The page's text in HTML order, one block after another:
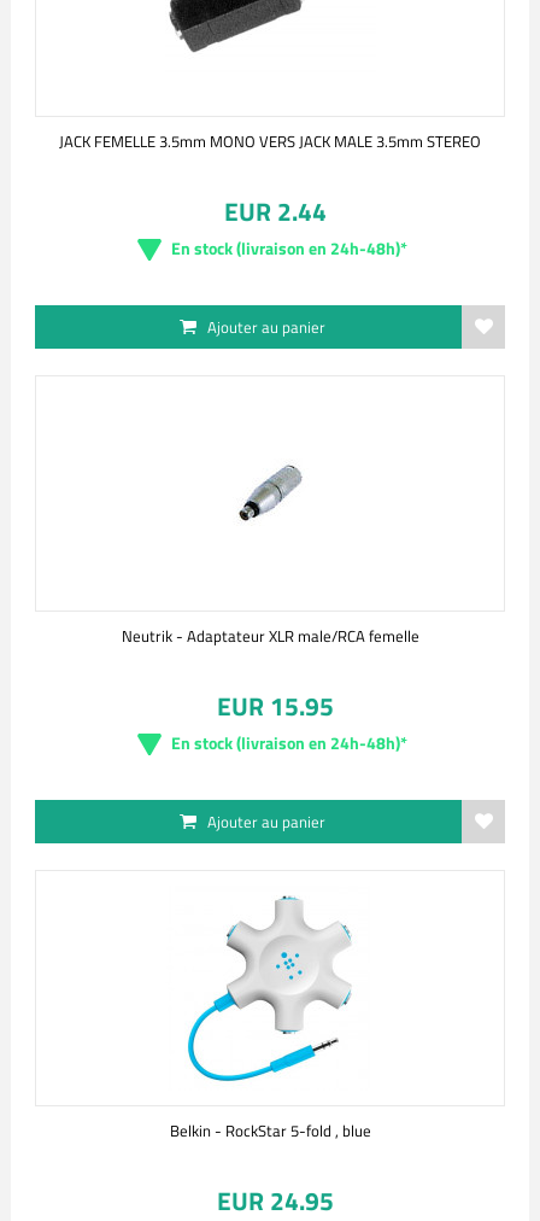
JACK FEMELLE 3.5mm MONO VERS JACK MALE 3.5mm STEREO
EUR 2.44
En stock (livraison en 24h-48h)*
Ajouter au panier
Neutrik - Adaptateur XLR male/RCA femelle
EUR 15.95
En stock (livraison en 24h-48h)*
Ajouter au panier
Belkin - RockStar 5-fold , blue
EUR 24.95